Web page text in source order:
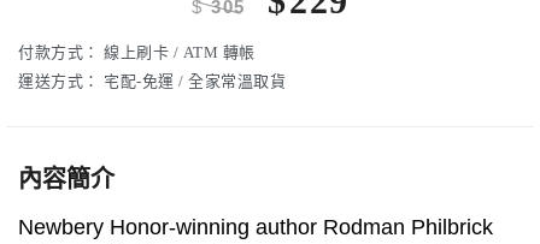
$305
付款方式： 線上刷卡 / ATM 轉帳
運送方式：
宅配-免運 / 全家常溫取貨
內容簡介
Newbery Honor-winning author Rodman Philbrick